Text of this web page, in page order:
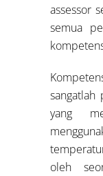
assessor
semua
sangatlah
yang
oleh